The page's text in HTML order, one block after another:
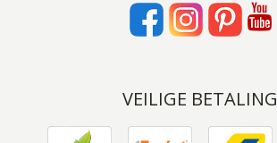
VEILIGE BETALING